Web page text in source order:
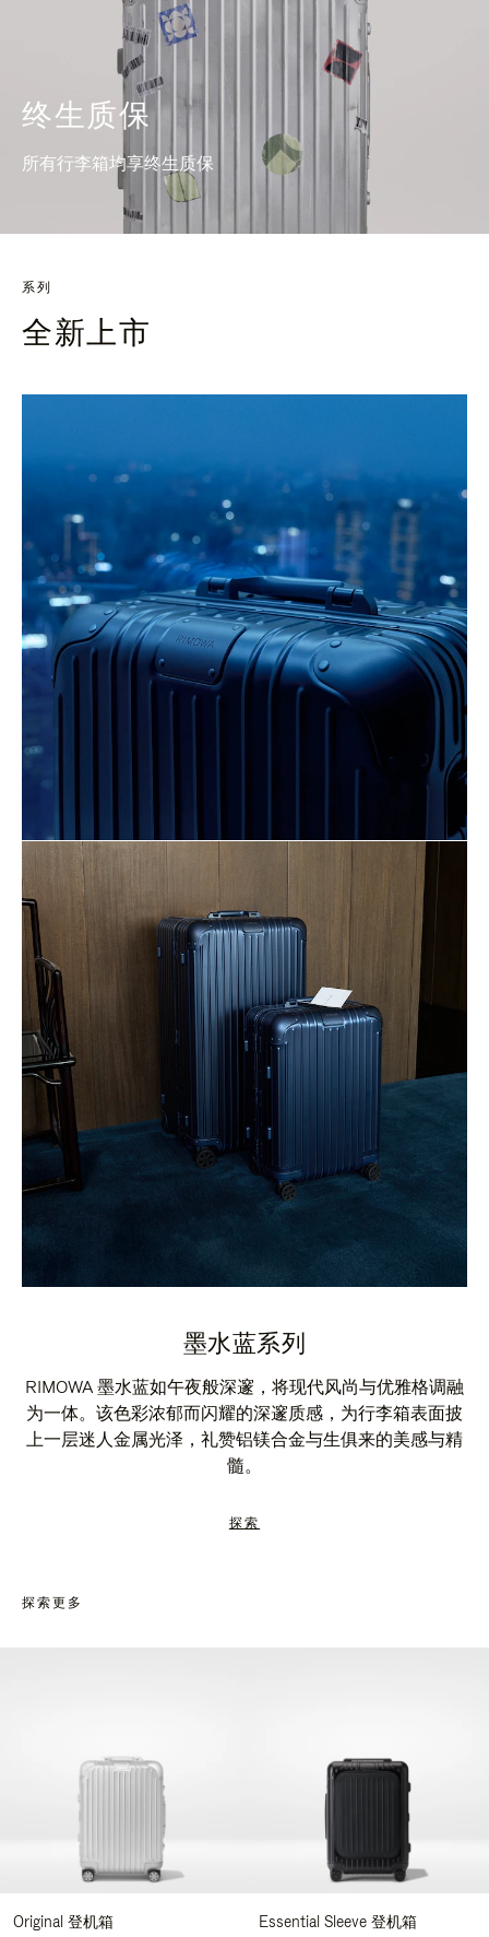
终生质保
所有行李箱均享终生质保
系列
全新上市
墨水蓝系列
RIMOWA 墨水蓝如午夜般深邃，将现代风尚与优雅格调融
为一体。该色彩浓郁而闪耀的深邃质感，为行李箱表面披
上一层迷人金属光泽，礼赞铝镁合金与生俱来的美感与精
髓。
探索
探索更多
Original 登机箱
Essential Sleeve 登机箱